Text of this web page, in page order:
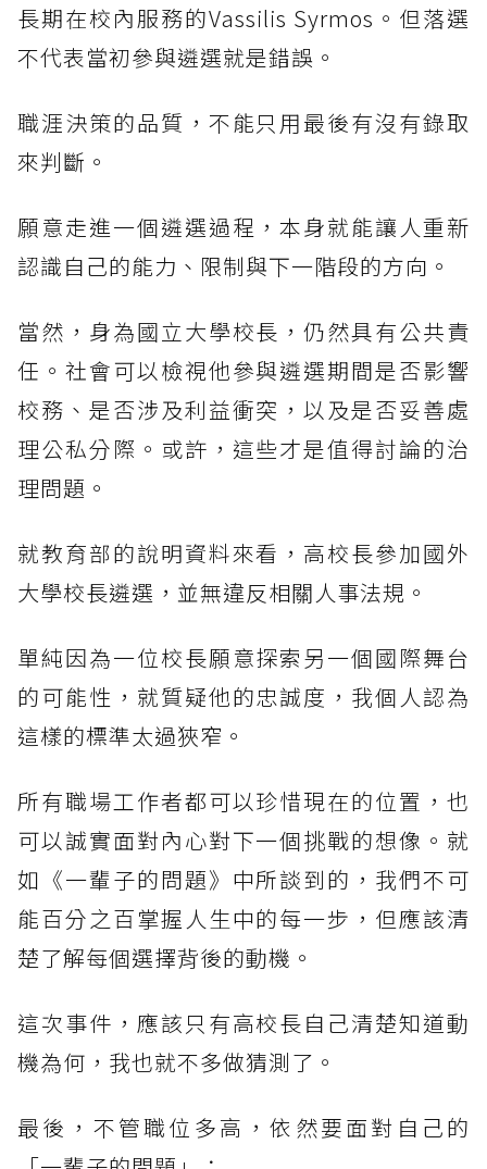
長期在校內服務的Vassilis Syrmos。但落選
不代表當初參與遴選就是錯誤。
職涯決策的品質，不能只用最後有沒有錄取
來判斷。
願意走進一個遴選過程，本身就能讓人重新
認識自己的能力、限制與下一階段的方向。
當然，身為國立大學校長，仍然具有公共責
任。社會可以檢視他參與遴選期間是否影響
校務、是否涉及利益衝突，以及是否妥善處
理公私分際。或許，這些才是值得討論的治
理問題。
就教育部的說明資料來看，高校長參加國外
大學校長遴選，並無違反相關人事法規。
單純因為一位校長願意探索另一個國際舞台
的可能性，就質疑他的忠誠度，我個人認為
這樣的標準太過狹窄。
所有職場工作者都可以珍惜現在的位置，也
可以誠實面對內心對下一個挑戰的想像。就
如《一輩子的問題》中所談到的，我們不可
能百分之百掌握人生中的每一步，但應該清
楚了解每個選擇背後的動機。
這次事件，應該只有高校長自己清楚知道動
機為何，我也就不多做猜測了。
最後，不管職位多高，依然要面對自己的